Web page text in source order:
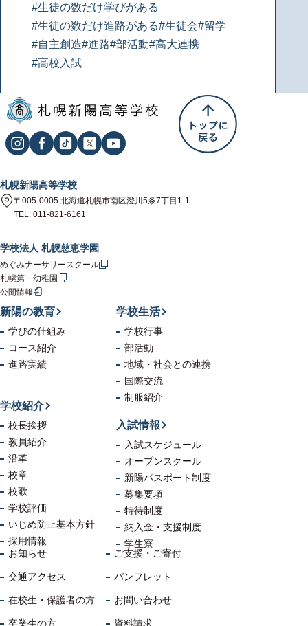
#生徒の数だけ学びがある
#生徒の数だけ進路がある#生徒会#留学
#自主創造#進路#部活動#高大連携
#高校入試
札幌新陽高等学校
〒005-0005 北海道札幌市南区澄川5条7丁目1-1
TEL: 011-821-6161
学校法人 札幌慈恵学園
めぐみナーサリースクール
札幌第一幼稚園
公開情報
新陽の教育
学びの仕組み
コース紹介
進路実績
学校生活
学校行事
部活動
地域・社会との連携
国際交流
制服紹介
学校紹介
校長挨拶
教員紹介
沿革
校章
校歌
学校評価
いじめ防止基本方針
採用情報
入試情報
入試スケジュール
オープンスクール
新陽パスポート制度
募集要項
特待制度
納入金・支援制度
学生寮
お知らせ
交通アクセス
在校生・保護者の方
卒業生の方
ご支援・ご寄付
パンフレット
お問い合わせ
資料請求